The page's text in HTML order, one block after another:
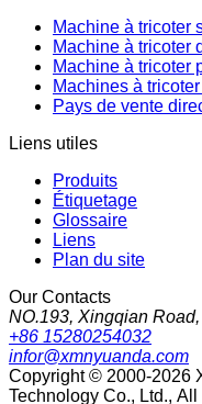
Machine à tricoter
Machine à tricoter
Machine à tricoter
Machines à
Pays de vente
Liens utiles
Produits
Étiquetage
Glossaire
Liens
Plan du site
Our Contacts
NO.193, Xingqian
+86 15280254032
infor@xmnyuanda.com
Copyright © 2000-2026
Technology Co., Ltd.,